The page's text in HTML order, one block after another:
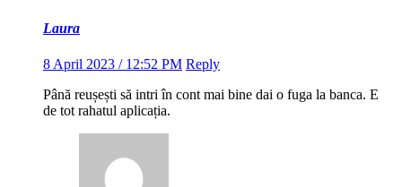
Laura
8 April 2023 / 12:52 PM Reply
Până reușești să intri în cont mai bine dai o fuga la banca. E
de tot rahatul aplicația.